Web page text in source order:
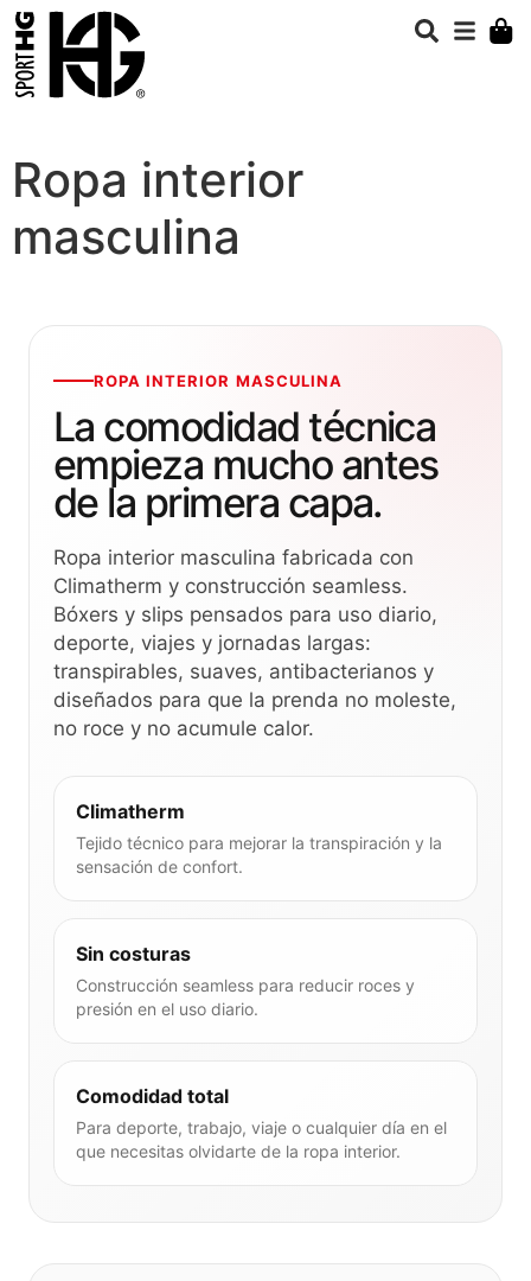
Ropa interior
masculina
ROPA INTERIOR MASCULINA
La comodidad técnica
empieza mucho antes
de la primera capa.
Ropa interior masculina fabricada con
Climatherm y construcción seamless.
Bóxers y slips pensados para uso diario,
deporte, viajes y jornadas largas:
transpirables, suaves, antibacterianos y
diseñados para que la prenda no moleste,
no roce y no acumule calor.
Climatherm
Tejido técnico para mejorar la transpiración y la
sensación de confort.
Sin costuras
Construcción seamless para reducir roces y
presión en el uso diario.
Comodidad total
Para deporte, trabajo, viaje o cualquier día en el
que necesitas olvidarte de la ropa interior.